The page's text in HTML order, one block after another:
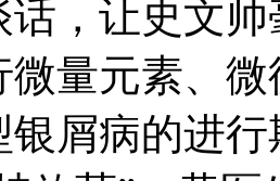
话，让史文
微量元素、
银屑病的进